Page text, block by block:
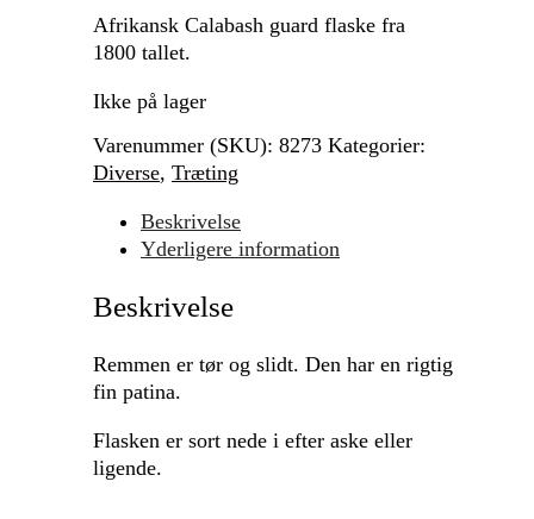
Afrikansk Calabash guard flaske fra
1800 tallet.
Ikke på lager
Varenummer (SKU): 8273 Kategorier:
Diverse, Træting
Beskrivelse
Yderligere information
Beskrivelse
Remmen er tør og slidt. Den har en rigtig
fin patina.
Flasken er sort nede i efter aske eller
ligende.